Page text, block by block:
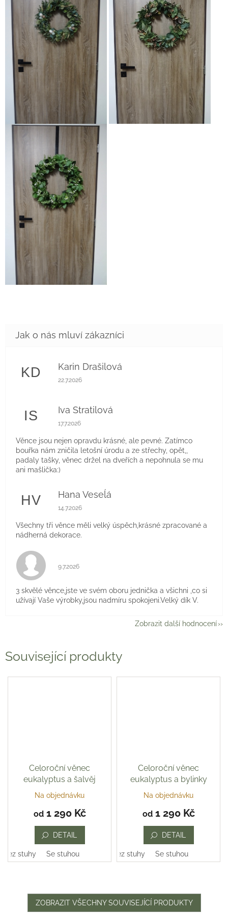
Související produkty
Celoroční věnec
eukalyptus a šalvěj
Na objednávku
od1 290 Kč
DETAIL
Bez stuhy Se stuhou
Celoroční věnec
eukalyptus a bylinky
Na objednávku
od1 290 Kč
DETAIL
Bez stuhy Se stuhou
ZOBRAZIT VŠECHNY SOUVISEJÍCÍ PRODUKTY
KD Karin Drašilová
Hodnocení obchodu je 5 z 5 hvězdiček.
22.7.2026
IS Iva Stratilová
Hodnocení obchodu je 5 z 5 hvězdiček.
17.7.2026
Věnce jsou nejen opravdu krásné, ale pevné. Zatímco
bouřka nám zničila letošní úrodu a ze střechy, opět,,
padaly tašky, věnec držel na dveřích a nepohnula se mu
ani mašlička:)
HV Hana Veseĺá
Hodnocení obchodu je 5 z 5 hvězdiček.
14.7.2026
Všechny tři věnce měli velký úspěch,krásné zpracované a
nádherná dekorace.
Hodnocení obchodu je 5 z 5 hvězdiček.
9.7.2026
3 skvělé věnce,jste ve svém oboru jednička a všichni ,co si
užívají Vaše výrobky,jsou nadmíru spokojeni.Velký dík V.
Zobrazit další hodnocení